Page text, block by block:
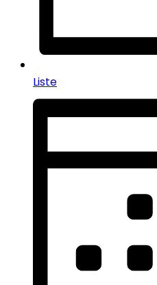
Liste